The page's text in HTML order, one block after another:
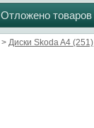
Отложено товаров
> Диски Skoda A4 (251)